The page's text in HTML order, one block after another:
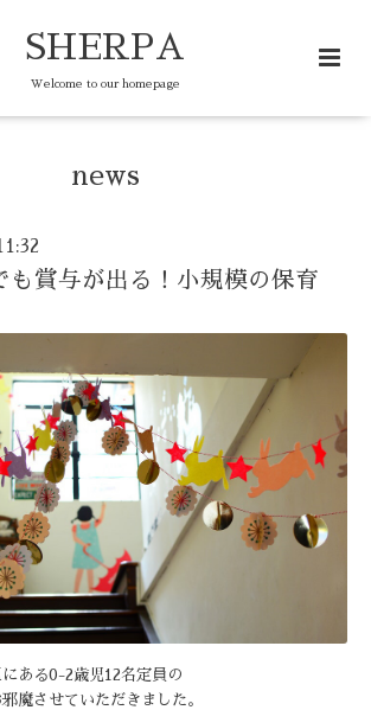
SHERPA
Welcome to our homepage
news
も賞与が出る！小規模の保育
ある0-2歳児12名定員の
魔させていただきました。